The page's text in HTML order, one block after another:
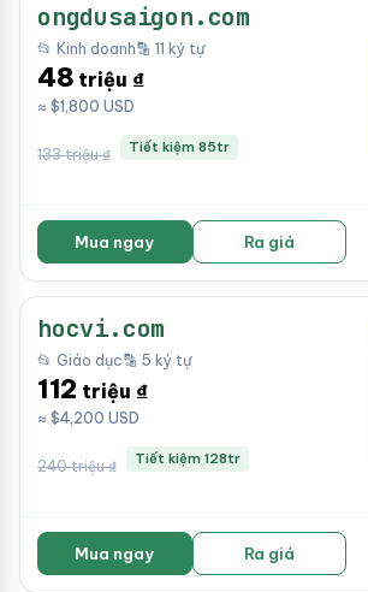
ongdusaigon.com
📂 Kinh doanh🔡 11 ký tự
48 triệu ₫
≈ $1,800 USD
133 triệu ₫ Tiết kiệm 85tr
Mua ngay Ra giá
hocvi.com
📂 Giáo dục🔡 5 ký tự
112 triệu ₫
≈ $4,200 USD
240 triệu ₫ Tiết kiệm 128tr
Mua ngay Ra giá